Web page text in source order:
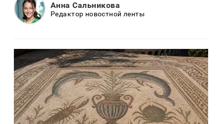
Анна Сальникова
Редактор новостной ленты